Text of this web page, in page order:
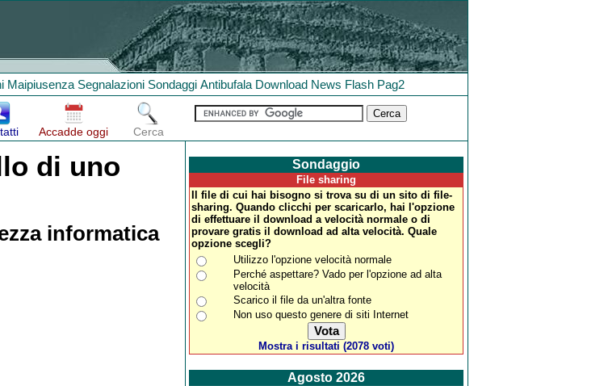
Maipiusenza Segnalazioni Sondaggi Antibufala Download News Flash Pag2
Accadde oggi Cerca
di uno
informatica
Sondaggio
File sharing
Il file di cui hai bisogno si trova su di un sito di file-
sharing. Quando clicchi per scaricarlo, hai l'opzione
di effettuare il download a velocità normale o di
provare gratis il download ad alta velocità. Quale
opzione scegli?
Utilizzo l'opzione velocità normale
Perché aspettare? Vado per l'opzione ad alta
velocità
Scarico il file da un'altra fonte
Non uso questo genere di siti Internet
Mostra i risultati (2078 voti)
Agosto 2026